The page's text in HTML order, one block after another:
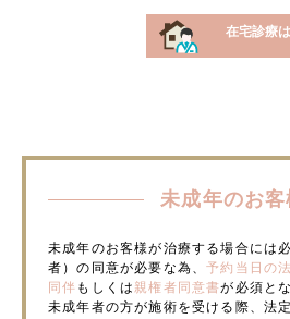
在宅診療
未成年のお
未成年のお客様が治療する場合には
者）の同意が必要な為、予約当日の
同伴 もしくは親権者同意書が必須と
未成年者の方が施術を受ける際、法